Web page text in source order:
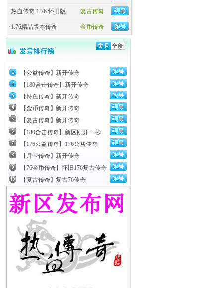
复古传奇
·热血传奇 1.76 怀旧版
金币传奇
·1.76精品版本传奇
【公益传奇】新开传奇
【180合击传奇】新开传奇
【特色传奇】新开传奇
【金币传奇】新开传奇
【复古传奇】新开传奇
【180合击传奇】新区刚开一秒
【176公益传奇】176公益传奇
【月卡传奇】新开传奇
【76金币传奇】怀旧176复古传奇
【复古传奇】复古76传奇